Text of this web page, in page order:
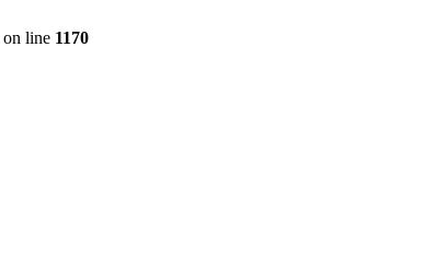
on line 1170